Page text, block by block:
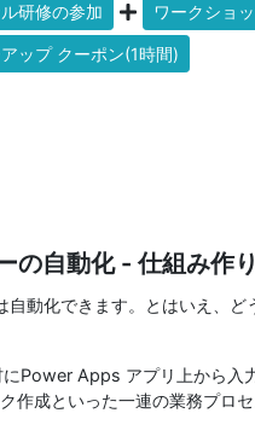
研修の参加 ワークショ
ップ クーポン(1時間)
の自動化 - 仕組み作
動化できます。とはいえ、ど
Power Apps アプリ上から入
作成といった一連の業務プロ